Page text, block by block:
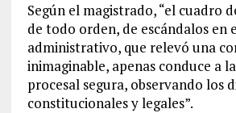
Según el magistrado, “el cuadro
de todo orden, de escándalos en
administrativo, que relevó una
inimaginable, apenas conduce a
procesal segura, observando los
constitucionales y legales”.